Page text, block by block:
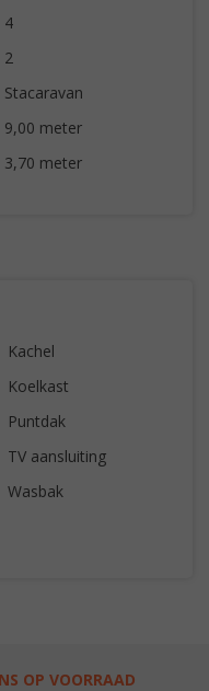
4
2
Stacaravan
9,00 meter
3,70 meter
Kachel
Koelkast
Puntdak
TV aansluiting
Wasbak
OP VOORRAAD